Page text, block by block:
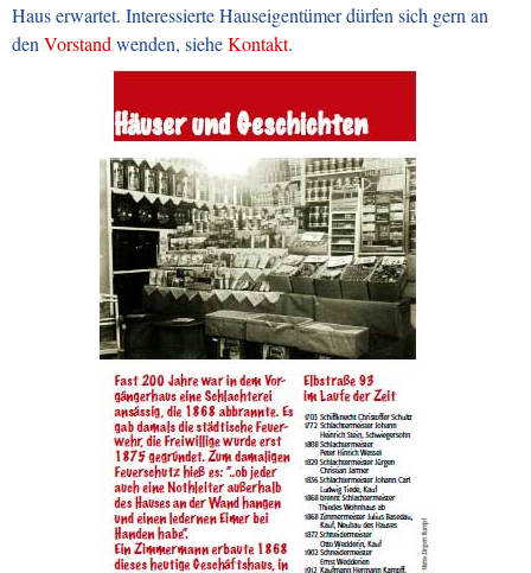
Haus erwartet. Interessierte Hauseigentümer dürfen sich gern an
den Vorstand wenden, sieheKontakt.